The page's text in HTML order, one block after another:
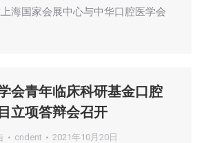
海国家会展中心与中华口腔医学会
会青年临床科研基金口腔
立项答辩会召开
cndent 2021年10月20日